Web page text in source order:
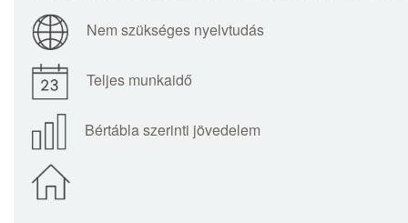
Nem szükséges nyelvtudás
Teljes munkaidő
Bértábla szerinti jövedelem